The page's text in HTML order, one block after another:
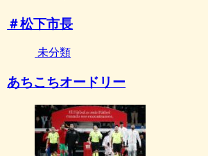
＃松下市長
未分類
あちこちオードリー